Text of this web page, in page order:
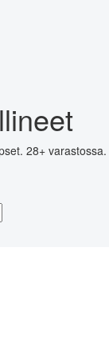
28+ varastossa.